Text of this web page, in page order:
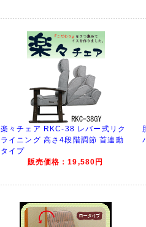
楽々チェア RKC-38 レバー式リク
ライニング 高さ4段階調節 首連動
タイプ
販売価格：19,580円